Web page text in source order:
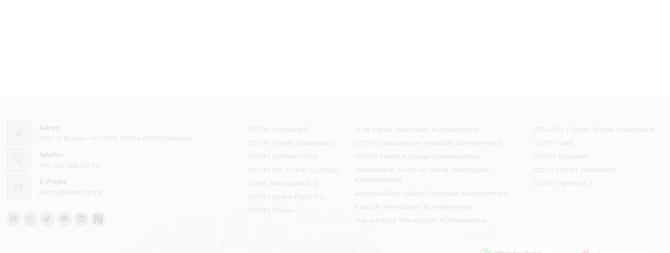
Adres
100. Yıl Bulvarı No:101/A 06374 OSTİM/Ankara
Telefon
+90 312 385 50 90
E-Posta
ostim@ostim.org.tr
OSTİM Kooperatifi
OSTİM Teknik Üniversitesi
OSTİM İstihdam Ofisi
OSTİM Dış Ticaret Günlüğü
Ostim Teknopark A.Ş.
OSTİM Spare Parts Inc.
OSTİM Radyo
İş ve İnşaat Makineleri Kümelenmesi
OSTİM Savunma ve Havacılık Kümelenmesi
OSTİM Medikal Sanayi Kümelenmesi
Yenilenebilir Enerji ve Çevre Teknolojileri
Kümelenmesi
Anadolu Raylı Ulaşım Sistemleri Kümelenmesi
Kauçuk Teknolojileri Kümelenmesi
Haberleşme Teknolojileri Kümelenmesi
OTÜSEM | Ostim Teknik Üniversitesi
OSTİM Vakfı
OSTİM Gazetesi
ODTÜ OSTİM Teknokent
OSTİM Yatırım A.Ş.